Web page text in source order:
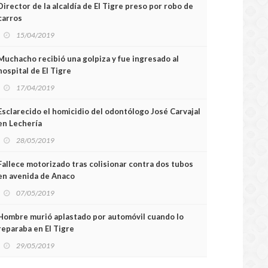
de la alcaldía de El Tigre preso por robo de
15/04/2019
recibió una golpiza y fue ingresado al
de El Tigre
17/04/2019
el homicidio del odontólogo José Carvajal
Lechería
28/05/2019
motorizado tras colisionar contra dos tubos
avenida de Anaco
07/05/2019
murió aplastado por automóvil cuando lo
en El Tigre
29/05/2019